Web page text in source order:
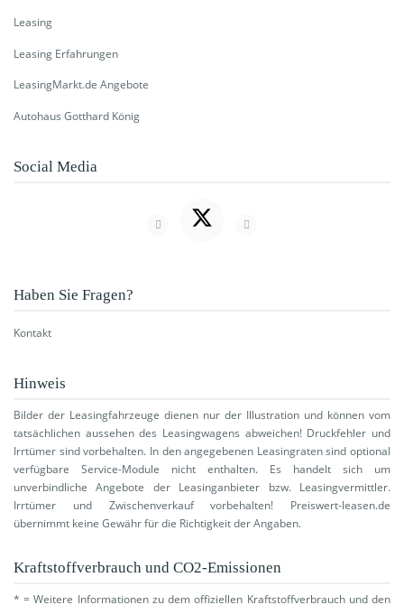
Leasing
Leasing Erfahrungen
LeasingMarkt.de Angebote
Autohaus Gotthard König
Social Media
Haben Sie Fragen?
Kontakt
Hinweis
Bilder der Leasingfahrzeuge dienen nur der Illustration und können vom
tatsächlichen aussehen des Leasingwagens abweichen! Druckfehler und
Irrtümer sind vorbehalten. In den angegebenen Leasingraten sind optional
verfügbare Service-Module nicht enthalten. Es handelt sich um
unverbindliche Angebote der Leasinganbieter bzw. Leasingvermittler.
Irrtümer und Zwischenverkauf vorbehalten! Preiswert-leasen.de
übernimmt keine Gewähr für die Richtigkeit der Angaben.
Kraftstoffverbrauch und CO2-Emissionen
* = Weitere Informationen zu dem offiziellen Kraftstoffverbrauch und den